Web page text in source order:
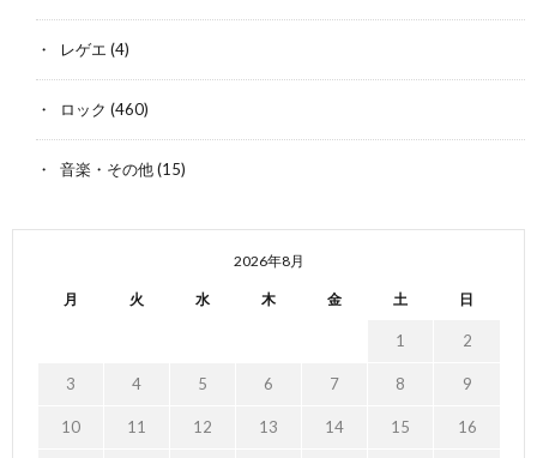
レゲエ (4)
ロック (460)
音楽・その他(15)
2026年8月
月 火 水 木 金 土 日
1 2
3 4 5 6 7 8 9
10 11 12 13 14 15 16